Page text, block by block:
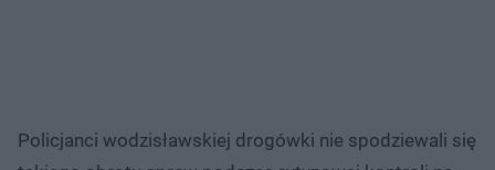
Policjanci wodzisławskiej drogówki nie spodziewali się